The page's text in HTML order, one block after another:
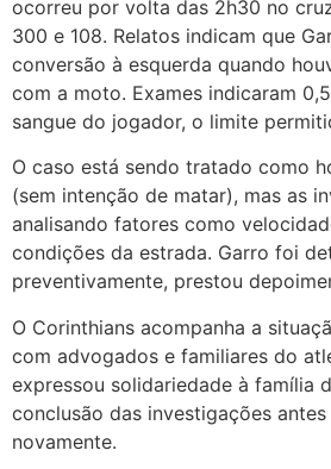
ocorreu por volta das 2h30 no
300 e 108. Relatos indicam que
conversão à esquerda quando
com a moto. Exames indicaram
sangue do jogador, o limite
O caso está sendo tratado como
(sem intenção de matar), mas as
analisando fatores como
condições da estrada. Garro foi
preventivamente, prestou
O Corinthians acompanha a
com advogados e familiares do
expressou solidariedade à família
conclusão das investigações
novamente.